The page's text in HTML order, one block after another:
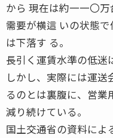
から 現在は約一一〇万
需要が横這 いの状態
は下落す る。
長引く運賃水準の低迷
しかし、実際には運
るのとは裏腹に、営業
減り続けている。
国土交通省の資料によ